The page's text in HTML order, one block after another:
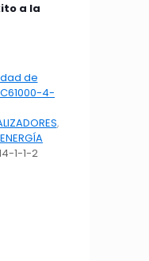
a la
de
4-
,
1-1-2